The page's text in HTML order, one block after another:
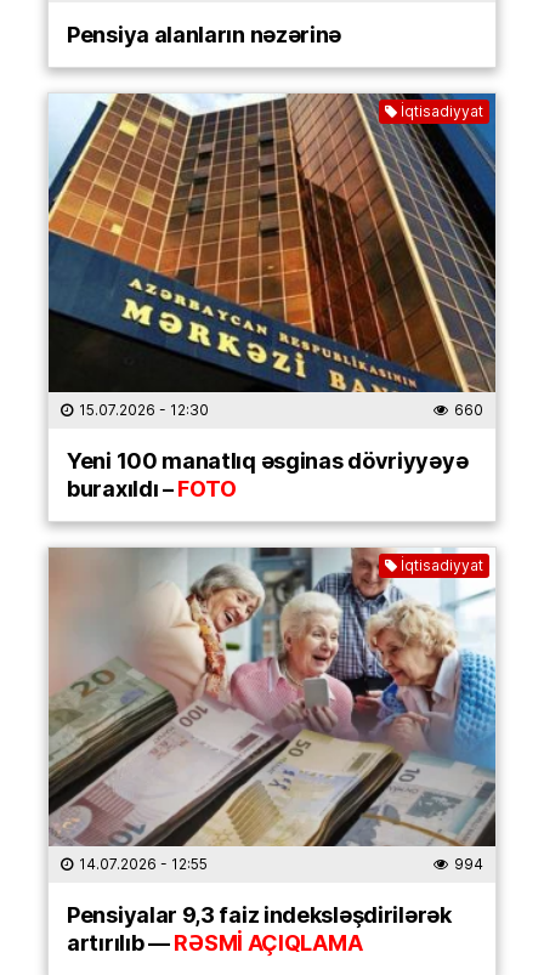
Pensiya alanların nəzərinə
İqtisadiyyat
15.07.2026 - 12:30 660
Yeni 100 manatlıq əsginas dövriyyəyə
buraxıldı –FOTO
İqtisadiyyat
14.07.2026 - 12:55 994
Pensiyalar 9,3 faiz indeksləşdirilərək
artırılıb —RƏSMİ AÇIQLAMA